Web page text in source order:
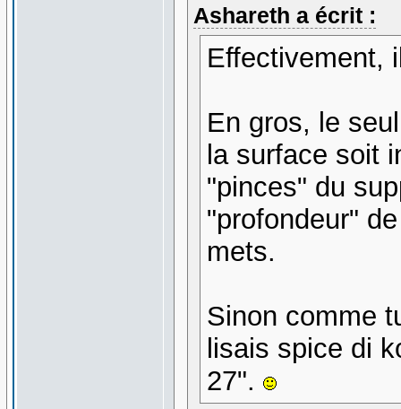
Ashareth a écrit :
Effectivement,
En gros, le
la surface soit
"pinces" du
"profondeur"
mets.
Sinon comme
lisais spice di
27".